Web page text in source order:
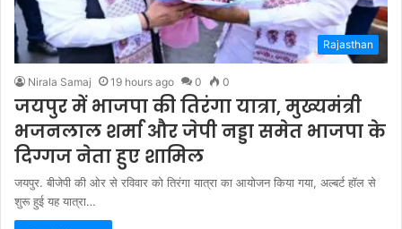
Rajasthan
Nirala Samaj 19 hours ago 0 0
जयपुर में भाजपा की तिरंगा यात्रा, मुख्यमंत्री
भजनलाल शर्मा और जेपी नड्डा समेत भाजपा के
दिग्गज नेता हुए शामिल
जयपुर. बीजेपी की ओर से रविवार को तिरंगा यात्रा का आयोजन किया गया, अल्बर्ट हॉल से
शुरू हुई यह यात्रा…